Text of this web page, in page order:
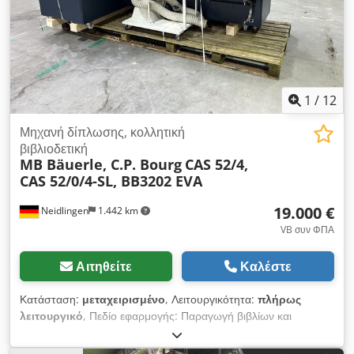
1 / 12
Neidlingen 1.442 km
Μηχανή δίπλωσης, κολλητική
βιβλιοδετική
MB Bäuerle, C.P. Bourg CAS 52/4,
CAS 52/0/4-SL, BB3202 EVA
19.000 €
VB συν ΦΠΑ
Αιτηθείτε Καλέστε
Κατάσταση: μεταχειρισμένο, Λειτουργικότητα: πλήρως
λειτουργικό, Πεδίο εφαρμογής: Παραγωγή βιβλίων και
φυλλαδίων με βιβλιοδεσία θερμοκόλλησης από εκτυπωμένα
φύλλα χαρτιού. Στοιχεία του συστήματος: • 2x Μηχανές